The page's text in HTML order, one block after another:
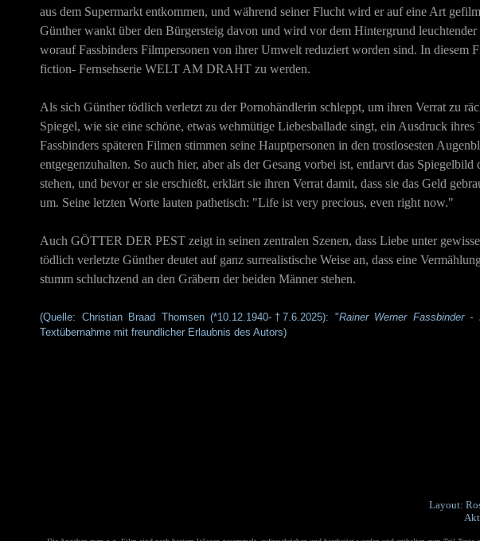
aus dem Supermarkt entkommen, und während seiner Flucht wird er auf eine Art
Günther wankt über den Bürgersteig davon und wird vor dem Hintergrund
worauf Fassbinders Filmpersonen von ihrer Umwelt reduziert worden sind. In
fiction- Fernsehserie WELT AM DRAHT zu werden.
Als sich Günther tödlich verletzt zu der Pornohändlerin schleppt, um ihren Verrat zu
Spiegel, wie sie eine schöne, etwas wehmütige Liebesballade singt, ein Ausdruck
Fassbinders späteren Filmen stimmen seine Hauptpersonen in den trostlosesten
entgegenzuhalten. So auch hier, aber als der Gesang vorbei ist, entlarvt das
stehen, und bevor er sie erschießt, erklärt sie ihren Verrat damit, dass sie das Geld
um. Seine letzten Worte lauten pathetisch: "Life ist very precious, even right now."
Auch GÖTTER DER PEST zeigt in seinen zentralen Szenen, dass Liebe unter
tödlich verletzte Günther deutet auf ganz surrealistische Weise an, dass eine
stumm schluchzend an den Gräbern der beiden Männer stehen.
(Quelle: Christian Braad Thomsen (*10.12.1940- †7.6.2025): "Rainer Werner Fassbinder
Textübernahme mit freundlicher Erlaubnis des Autors)
Layout: